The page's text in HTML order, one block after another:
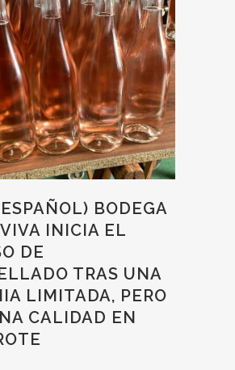
BODEGA
INICIA EL
DE
TRAS UNA
LIMITADA, PERO
CALIDAD EN